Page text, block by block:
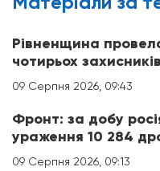
Рівненщина
чотирьох захисників
09 Серпня 2026, 09:43
Фронт: за добу
ураження 10 284
09 Серпня 2026, 09:13